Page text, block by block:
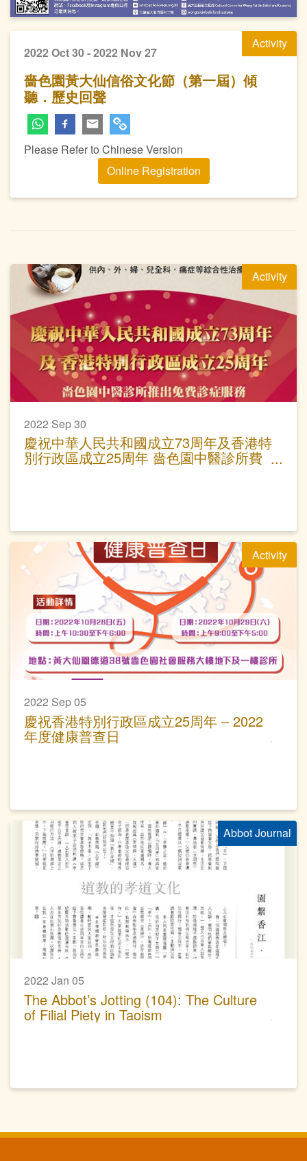
Activity
2022 Oct 30 - 2022 Nov 27
嗇色園黃大仙信俗文化節（第一屆）傾
聽．歷史回聲
Please Refer to Chinese Version
Online Registration
Activity
2022 Sep 30
慶祝中華人民共和國成立73周年及香港特
別行政區成立25周年 嗇色園中醫診所費
Activity
2022 Sep 05
慶祝香港特別行政區成立25周年 – 2022
年度健康普查日
Abbot Journal
2022 Jan 05
The Abbot’s Jotting (104): The Culture
of Filial Piety in Taoism